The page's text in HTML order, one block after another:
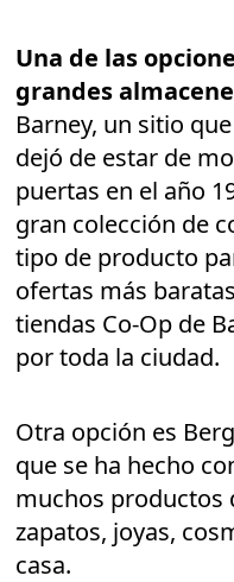
Una de las
grandes
Barney, un sitio
dejó de estar de
puertas en el año
gran colección de
tipo de producto
ofertas más
tiendas Co-Op de
por toda la ciudad.
Otra opción es
que se ha hecho
muchos productos
zapatos, joyas,
casa.